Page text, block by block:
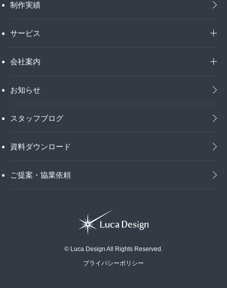
制作実績
サービス
会社案内
お知らせ
スタッフブログ
資料ダウンロード
ご提案・協業依頼
© Luca Design All Rights Reserved.
プライバシーポリシー